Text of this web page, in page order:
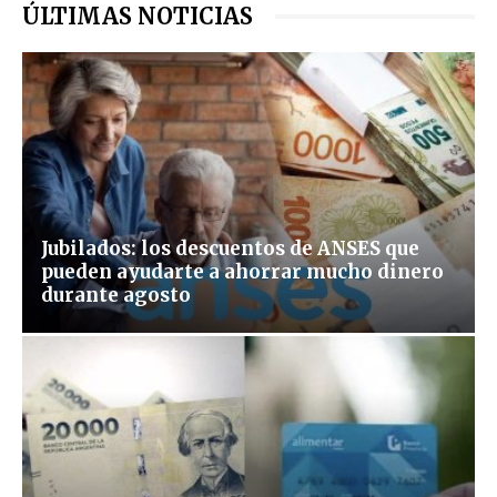
ÚLTIMAS NOTICIAS
Jubilados: los descuentos de ANSES que
pueden ayudarte a ahorrar mucho dinero
durante agosto